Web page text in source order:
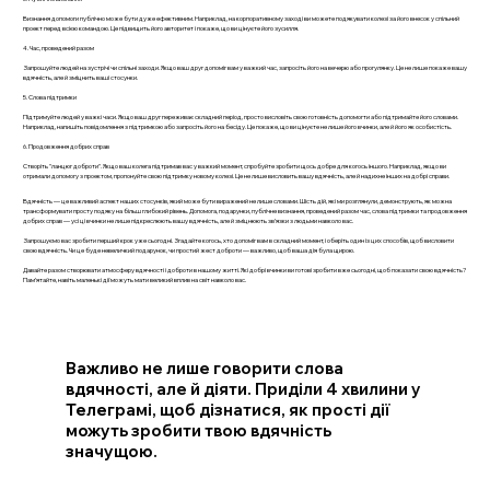
Визнання допомоги публічно може бути дуже ефективним. Наприклад, на корпоративному заході ви можете подякувати колезі за його внесок у спільний
проект перед всією командою. Це підвищить його авторитет і покаже, що ви цінуєте його зусилля.
4. Час, проведений разом
Запрошуйте людей на зустрічі чи спільні заходи. Якщо ваш друг допоміг вам у важкий час, запросіть його на вечерю або прогулянку. Це не лише покаже вашу
вдячність, але й зміцнить ваші стосунки.
5. Слова підтримки
Підтримуйте людей у важкі часи. Якщо ваш друг переживає складний період, просто висловіть свою готовність допомогти або підтримайте його словами.
Наприклад, напишіть повідомлення з підтримкою або запросіть його на бесіду. Це покаже, що ви цінуєте не лише його вчинки, але й його як особистість.
6. Продовження добрих справ
Створіть "ланцюг доброти". Якщо ваш колега підтримав вас у важкий момент, спробуйте зробити щось добре для когось іншого. Наприклад, якщо ви
отримали допомогу з проектом, пропонуйте свою підтримку новому колезі. Це не лише висловить вашу вдячність, але й надихне інших на добрі справи.
Вдячність — це важливий аспект наших стосунків, який може бути виражений не лише словами. Шість дій, які ми розглянули, демонструють, як можна
трансформувати просту подяку на більш глибокий рівень. Допомога, подарунки, публічне визнання, проведений разом час, слова підтримки та продовження
добрих справ — усі ці вчинки не лише підкреслюють вашу вдячність, але й зміцнюють зв’язки з людьми навколо вас.
Запрошуємо вас зробити перший крок уже сьогодні. Згадайте когось, хто допоміг вам в складний момент, і оберіть один із цих способів, щоб висловити
свою вдячність. Чи це буде невеличкий подарунок, чи простий жест доброти — важливо, щоб ваша дія була щирою.
Давайте разом створювати атмосферу вдячності і доброти в нашому житті. Які добрі вчинки ви готові зробити вже сьогодні, щоб показати свою вдячність?
Пам’ятайте, навіть маленькі дії можуть мати великий вплив на світ навколо вас.
Важливо не лише говорити слова
вдячності, але й діяти. Приділи 4 хвилини у
Телеграмі, щоб дізнатися, як прості дії
можуть зробити твою вдячність
значущою.